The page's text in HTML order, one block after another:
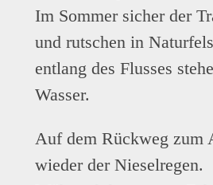
Im Sommer sicher der
und rutschen in
entlang des Flusses
Wasser.
Auf dem Rückweg zum
wieder der Nieselregen.